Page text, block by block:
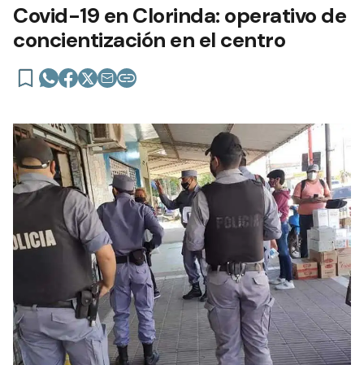
Covid-19 en Clorinda: operativo de
concientización en el centro